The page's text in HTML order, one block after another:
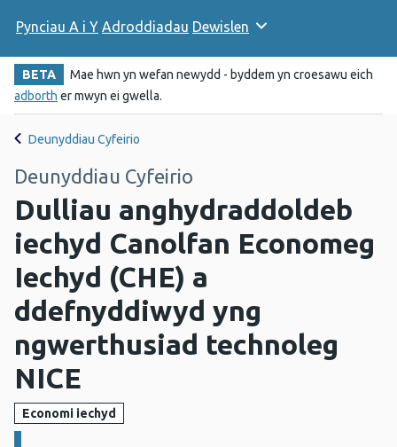
Pynciau A i Y Adroddiadau Dewislen
BETA
Mae hwn yn wefan newydd - byddem yn croesawu eich
adborth er mwyn ei gwella.
Deunyddiau Cyfeirio
Deunyddiau Cyfeirio
Dulliau anghydraddoldeb
iechyd Canolfan Economeg
Iechyd (CHE) a
ddefnyddiwyd yng
ngwerthusiad technoleg
NICE
Economi iechyd